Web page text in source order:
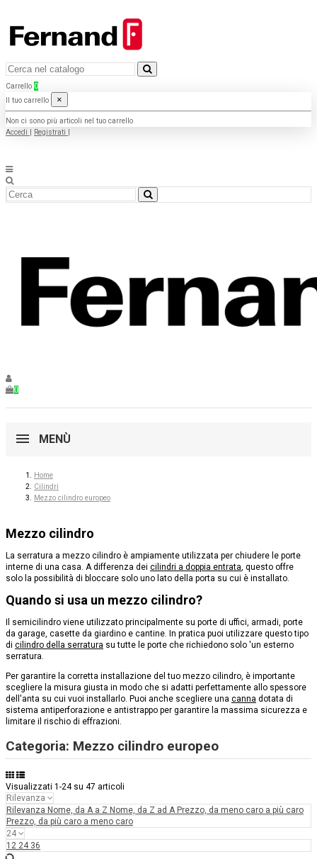
Carrello 0
Il tuo carrello
×
Non ci sono più articoli nel tuo carrello
Accedi
Registrati
0
MENÙ
Home
Cilindri
Mezzo cilindro europeo
Mezzo cilindro
La serratura a mezzo cilindro è ampiamente utilizzata per chiudere le porte
interne di una casa. A differenza dei cilindri a doppia entrata, questo offre
solo la possibilità di bloccare solo uno lato della porta su cui è installato.
Quando si usa un mezzo cilindro?
Il semicilindro viene utilizzato principalmente su porte di uffici, armadi, porte
da garage, casette da giardino e cantine. In pratica puoi utilizzare questo tipo
di cilindro della serratura su tutte le porte che richiedono solo 'un esterno
serratura.
Per garantire la corretta installazione del tuo mezzo cilindro, è importante
scegliere la misura giusta in modo che si adatti perfettamente allo spessore
dell'anta su cui vuoi installarlo. Puoi anche scegliere una canna dotata di
sistema antiperforazione e antistrappo per garantire la massima sicurezza e
limitare il rischio di effrazioni.
Categoria: Mezzo cilindro europeo
Visualizzati 1-24 su 47 articoli
Rilevanza
Rilevanza Nome, da A a Z Nome, da Z ad A Prezzo, da meno caro a più caro
Prezzo, da più caro a meno caro
24
12 24 36